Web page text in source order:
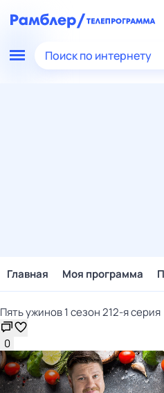
Поиск по интернету
Главная Моя программа
Пять yжинoв 1 сезон 212-я серия
0